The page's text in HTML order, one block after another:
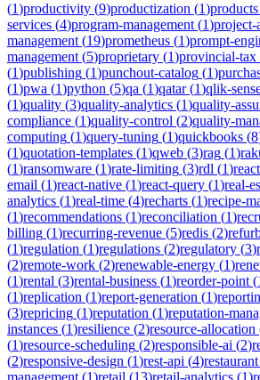
(1)productivity (9)productization (1)products
services (4)program-management (1)project-
management (19)prometheus (1)prompt-
management (5)proprietary (1)provincial-tax
(1)publishing (1)punchout-catalog (1)
(1)pwa (1)python (5)qa (1)qatar(1)qlik-
(1)quality (3)quality-analytics (1)quality-
compliance (1)quality-control (2)quality-
computing (1)query-tuning (1)quickbooks (8
(1)quotation-templates (1)qweb (3)rag (1)
(1)ransomware (1)rate-limiting (3)rdl (1)react
email (1)react-native (1)react-query (1)real-
analytics (1)real-time (4)recharts (1)recipe-
(1)recommendations (1)reconciliation (1)
billing (1)recurring-revenue (5)redis (2)
(1)regulation (1)regulations (2)regulatory (3)
(2)remote-work (2)renewable-energy (1)
(1)rental (3)rental-business (1)reorder-point (
(1)replication (1)report-generation (1)
(3)repricing (1)reputation (1)reputation-
instances (1)resilience (2)resource-allocation
(1)resource-scheduling (2)responsible-ai (2)
(2)responsive-design (1)rest-api (4)restaurant
management (1)retail (13)retail-analytics (1)